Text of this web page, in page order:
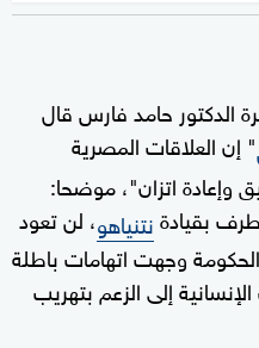
الدكتور حامد فارس قال
" إن العلاقات المصرية
وإعادة اتزان"، موضحا:
بقيادةنتنياهو، لن تعود
وجهت اتهامات باطلة
إلى الزعم بتهريب